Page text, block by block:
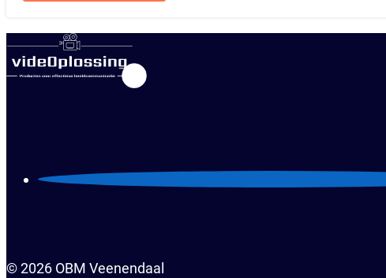
© 2026 OBM Veenendaal